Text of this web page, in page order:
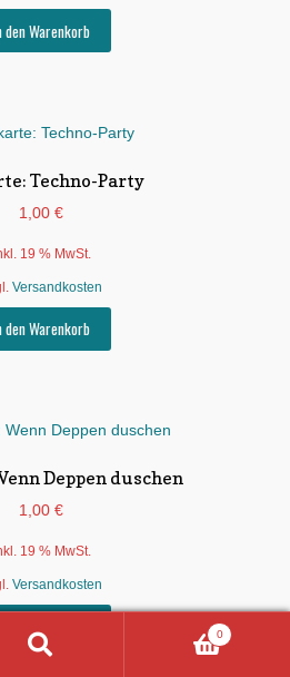
den Warenkorb
Techno-Party
1,00 €
19 % MwSt.
Versandkosten
den Warenkorb
Deppen duschen
1,00 €
19 % MwSt.
Versandkosten
In den Warenkorb 0